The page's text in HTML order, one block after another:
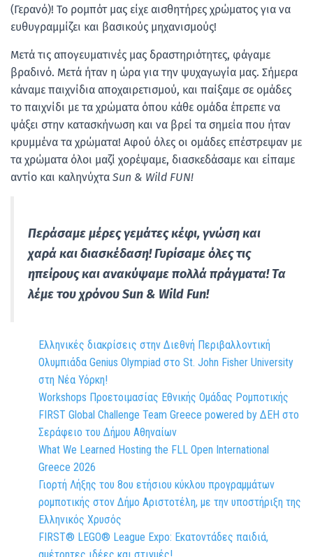
(Γερανό)! Το ρομπότ μας είχε αισθητήρες χρώματος για να
ευθυγραμμίζει και βασικούς μηχανισμούς!
Μετά τις απογευματινές μας δραστηριότητες, φάγαμε
βραδινό. Μετά ήταν η ώρα για την ψυχαγωγία μας. Σήμερα
κάναμε παιχνίδια αποχαιρετισμού, και παίξαμε σε ομάδες
το παιχνίδι με τα χρώματα όπου κάθε ομάδα έπρεπε να
ψάξει στην κατασκήνωση και να βρεί τα σημεία που ήταν
κρυμμένα τα χρώματα! Αφού όλες οι ομάδες επέστρεψαν με
τα χρώματα όλοι μαζί χορέψαμε, διασκεδάσαμε και είπαμε
αντίο και καληνύχτα Sun & Wild FUN!
Περάσαμε μέρες γεμάτες κέφι, γνώση και
χαρά και διασκέδαση! Γυρίσαμε όλες τις
ηπείρους και ανακύψαμε πολλά πράγματα! Τα
λέμε του χρόνου Sun & Wild Fun!
Ελληνικές διακρίσεις στην Διεθνή Περιβαλλοντική
Ολυμπιάδα Genius Olympiad στο St. John Fisher University
στη Νέα Υόρκη!
Workshops Προετοιμασίας Εθνικής Ομάδας Ρομποτικής
FIRST Global Challenge Team Greece powered by ΔΕΗ στο
Σεράφειο του Δήμου Αθηναίων
What We Learned Hosting the FLL Open International
Greece 2026
Γιορτή Λήξης του 8ου ετήσιου κύκλου προγραμμάτων
ρομποτικής στον Δήμο Αριστοτέλη, με την υποστήριξη της
Ελληνικός Χρυσός
FIRST® LEGO® League Expo: Εκατοντάδες παιδιά,